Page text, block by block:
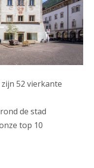
52 vierkante
de stad
top 10